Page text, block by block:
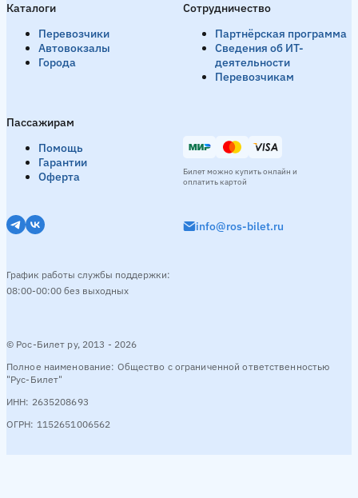
Каталоги
Перевозчики
Автовокзалы
Города
Пассажирам
Помощь
Гарантии
Оферта
Сотрудничество
Партнёрская программа
Сведения об ИТ-
деятельности
Перевозчикам
© Рос-Билет ру, 2013 - 2026
Полное наименование: Общество с ограниченной ответственностью
"Рус-Билет"
ИНН: 2635208693
ОГРН: 1152651006562
info@ros-bilet.ru
График работы службы поддержки:
08:00-00:00 без выходных
Билет можно купить онлайн и
оплатить картой